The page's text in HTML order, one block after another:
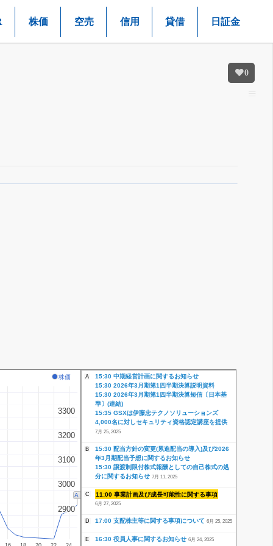
株価 空売 信用 貸借 日証金
0
株価
2900
2900
3000
3000
3100
3100
3200
3200
3300
3300
A
A
15:30 中期経営計画に関するお知らせ
15:30 2026年3月期第1四半期決算説明資料
15:30 2026年3月期第1四半期決算短信〔日本基
準〕(連結)
15:35 GSXは伊藤忠テクノソリューションズ
4,000名に対しセキュリティ資格認定講座を提供
7月 25, 2025
B
15:30 配当方針の変更(累進配当の導入)及び2026
年3月期配当予想に関するお知らせ
15:30 譲渡制限付株式報酬としての自己株式の処
分に関するお知らせ 7月 11, 2025
C 11:00 事業計画及び成長可能性に関する事項
6月 27, 2025
D 17:00 支配株主等に関する事項について 6月 25, 2025
E 16:30 役員人事に関するお知らせ 6月 24, 2025